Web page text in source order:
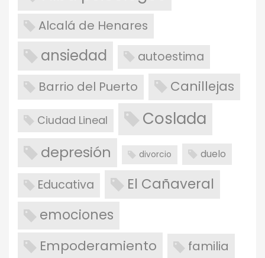
Alcalá de Henares
ansiedad autoestima
Barrio del Puerto Canillejas
Ciudad Lineal Coslada
depresión divorcio duelo
Educativa El Cañaveral
emociones
Empoderamiento
familia